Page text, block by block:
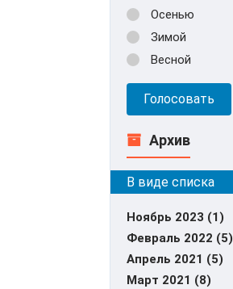
Осенью
Зимой
Весной
Голосовать
Архив
Ноябрь 2023 (1)
Февраль 2022 (5)
Апрель 2021 (5)
Март 2021 (8)